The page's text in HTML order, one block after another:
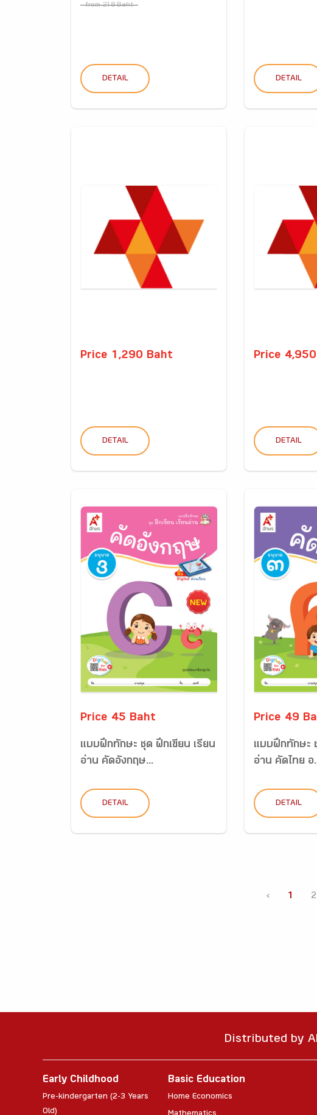
from 218 Baht
DETAIL DETAIL
Price 1,290 Baht
DETAIL
Price
DETAIL
Price 45 Baht
แบบฝึกทักษะ ชุด ฝึกเขียน เรียน
อ่าน คัดอังกฤษ...
DETAIL
Price 49
แบบฝึกทักษะ
อ่าน คัดไทย อ
DETAIL
‹ 1 2
Distributed by
Early Childhood
Pre-kindergarten (2-3 Years
Old)
Basic Education
Home Economics